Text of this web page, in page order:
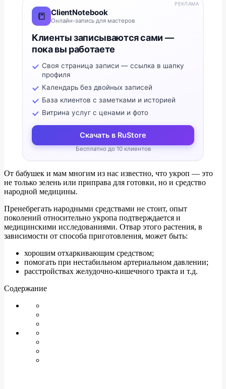
📒 ClientNotebook
Онлайн-запись для мастеров
Клиенты записываются сами —
пока вы работаете
Своя страница записи — ссылка в шапку
профиля
Календарь без двойных записей
База клиентов с заметками и историей
Витрина услуг с ценами и фото
Скачать в RuStore
Бесплатно до 10 клиентов
РЕКЛАМА
От бабушек и мам многим из нас известно, что укроп — это
не только зелень или приправа для готовки, но и средство
народной медицины.
Пренебрегать народными средствами не стоит, опыт
поколений относительно укропа подтверждается и
медицинскими исследованиями. Отвар этого растения, в
зависимости от способа приготовления, может быть:
хорошим отхаркивающим средством;
помогать при нестабильном артериальном давлении;
расстройствах желудочно-кишечного тракта и т.д.
Содержание